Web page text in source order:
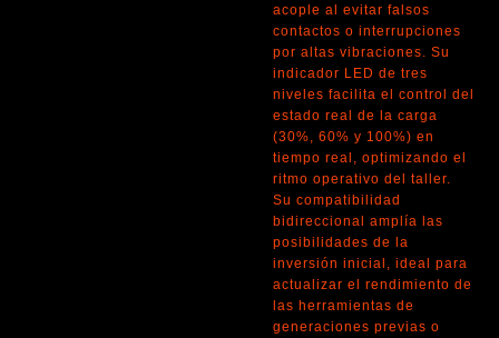
acople al evitar falsos
contactos o interrupciones
por altas vibraciones. Su
indicador LED de tres
niveles facilita el control del
estado real de la carga
(30%, 60% y 100%) en
tiempo real, optimizando el
ritmo operativo del taller.
Su compatibilidad
bidireccional amplía las
posibilidades de la
inversión inicial, ideal para
actualizar el rendimiento de
las herramientas de
generaciones previas o